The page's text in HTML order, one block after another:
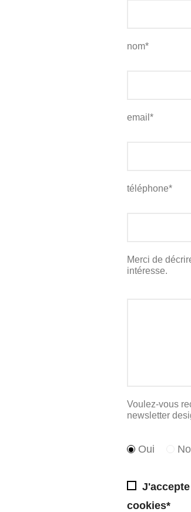
nom*
email*
téléphone*
Merci de
intéresse.
Voulez-vous
newsletter
Oui
cookies*